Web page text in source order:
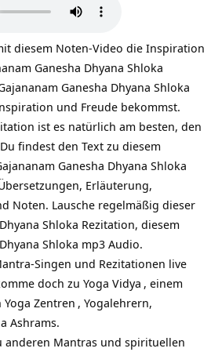
diesem Noten-Video die Inspiration
Ganesha Dhyana Shloka
Ganesha Dhyana Shloka
und Freude bekommst.
ist es natürlich am besten, den
findest den Text zu diesem
Ganesha Dhyana Shloka
Erläuterung,
Noten. Lausche regelmäßig dieser
Shloka Rezitation, diesem
Shloka mp3 Audio.
Singen und Rezitationen live
doch zu Yoga Vidya , einem
Yoga Zentren , Yogalehrern,
Ashrams.
anderen Mantras und spirituellen